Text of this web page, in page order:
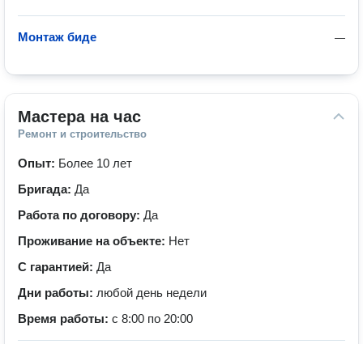
—
Монтаж биде
Мастера на час
Ремонт и строительство
Опыт: Более 10 лет
Бригада: Да
Работа по договору: Да
Проживание на объекте: Нет
С гарантией: Да
Дни работы: любой день недели
Время работы: с 8:00 по 20:00